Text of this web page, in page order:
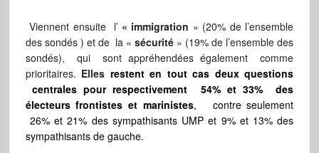
Viennent ensuite l’ « immigration » (20% de l’ensemble
des sondés ) et de la «sécurité » (19% de l’ensemble des
sondés), qui sont appréhendées également comme
prioritaires. Elles restent en tout cas deux questions
centrales pour respectivement 54% et 33% des
électeurs frontistes et marinistes, contre seulement
26% et 21% des sympathisants UMP et 9% et 13% des
sympathisants de gauche.